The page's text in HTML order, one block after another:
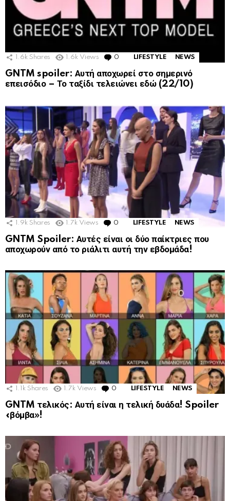
1.6k Shares 1.6k Views 0 Comments
LIFESTYLE NEWS
GNTM spoiler: Αυτή αποχωρεί στο σημερινό
επεισόδιο – Το ταξίδι τελειώνει εδώ (22/10)
1.9k Shares 1.7k Views 0 Comments
LIFESTYLE NEWS
GNTM Spoiler: Αυτές είναι οι δύο παίκτριες που
αποχωρούν από το ριάλιτι αυτή την εβδομάδα!
1.1k Shares 1.7k Views 0 Comments
LIFESTYLE NEWS
GNTM τελικός: Αυτή είναι η τελική δυάδα! Spoiler
«βόμβα»!